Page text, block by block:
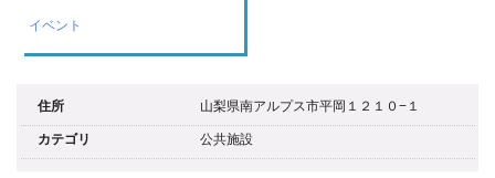
イベント
住所 山梨県南アルプス市平岡１２１０−１
カテゴリ 公共施設